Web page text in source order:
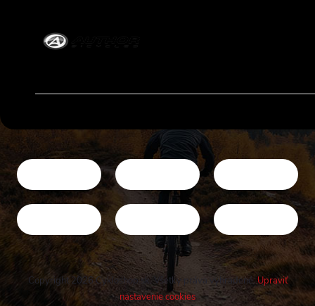
Copyright 2026 Cykloshop.sk. Všetky práva vyhradené.Upraviť
nastavenie cookies